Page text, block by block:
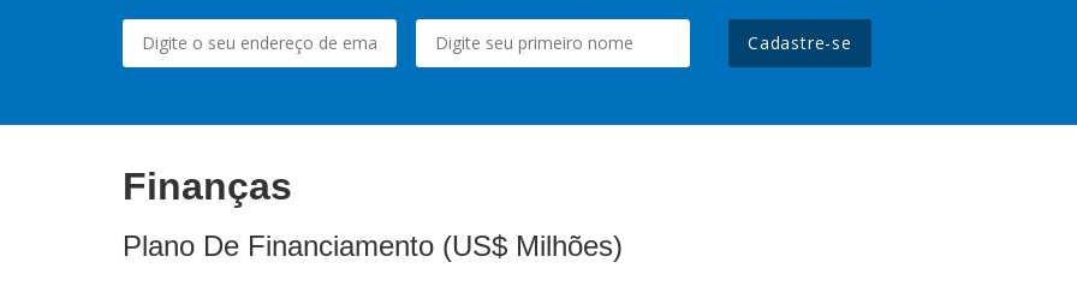
Cadastre-se
Finanças
Plano De Financiamento (US$ Milhões)